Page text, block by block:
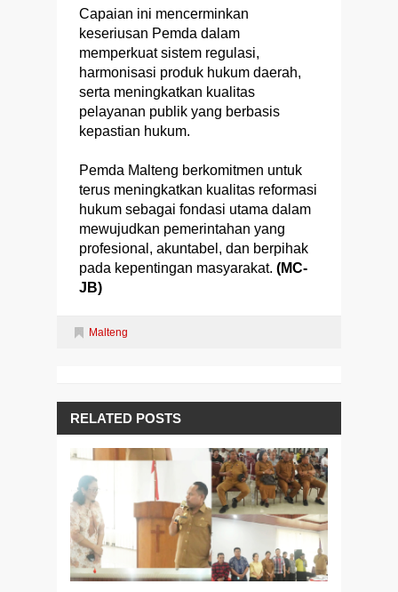
Capaian ini mencerminkan
keseriusan Pemda dalam
memperkuat sistem regulasi,
harmonisasi produk hukum daerah,
serta meningkatkan kualitas
pelayanan publik yang berbasis
kepastian hukum.
Pemda Malteng berkomitmen untuk
terus meningkatkan kualitas reformasi
hukum sebagai fondasi utama dalam
mewujudkan pemerintahan yang
profesional, akuntabel, dan berpihak
pada kepentingan masyarakat. (MC-
JB)
Malteng
RELATED POSTS